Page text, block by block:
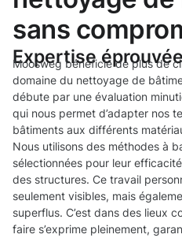
sans
Expertise
Moosweg bénéficie de plus de
domaine du nettoyage de
débute par une évaluation
qui nous permet d’adapter nos
bâtiments aux différents
Nous utilisons des méthodes à
sélectionnées pour leur
des structures. Ce travail
seulement visibles, mais
superflus. C’est dans des lieux
faire s’exprime pleinement,